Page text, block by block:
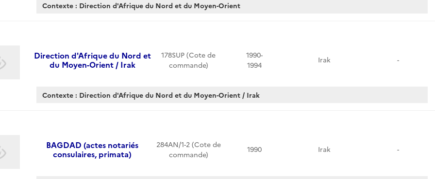
Contexte : Direction d'Afrique du Nord et du Moyen-Orient
Direction d'Afrique du Nord et
du Moyen-Orient / Irak
178SUP (Cote de
commande)
1990-
1994
Irak -
Contexte : Direction d'Afrique du Nord et du Moyen-Orient / Irak
BAGDAD (actes notariés
consulaires, primata)
284AN/1-2 (Cote de
commande)
1990 Irak -